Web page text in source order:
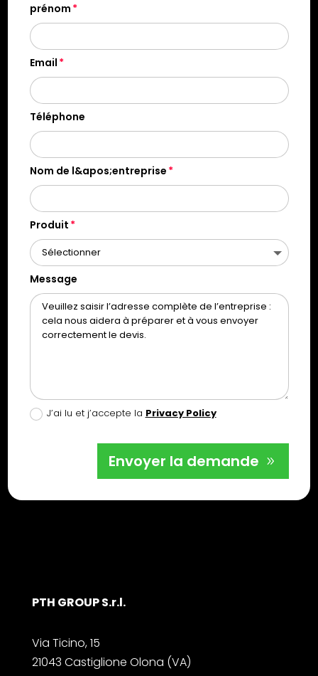
prénom
Email
Téléphone
Nom de l&apos;entreprise
Produit
Message
J’ai lu et j’accepte la Privacy Policy
Envoyer la demande
PTH GROUP S.r.l.
Via Ticino, 15
21043 Castiglione Olona (VA)